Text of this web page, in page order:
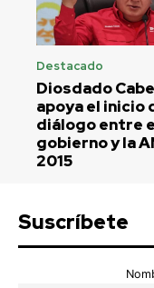
Destacado
Diosdado
apoya el inicio
diálogo entre
gobierno y la
2015
Suscríbete